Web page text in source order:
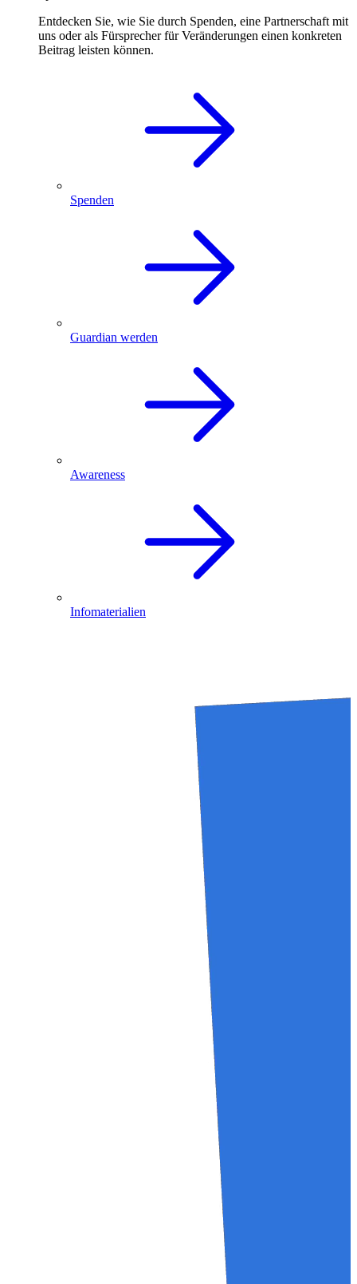
Entdecken Sie, wie Sie durch Spenden, eine Partnerschaft mit
uns oder als Fürsprecher für Veränderungen einen konkreten
Beitrag leisten können.
Spenden
Guardian werden
Awareness
Infomaterialien